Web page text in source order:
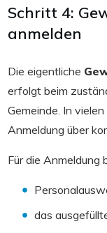
Schritt 4:
anmelden
Die eigentliche
erfolgt beim
Gemeinde. In
Anmeldung über
Für die Anmeldung
das